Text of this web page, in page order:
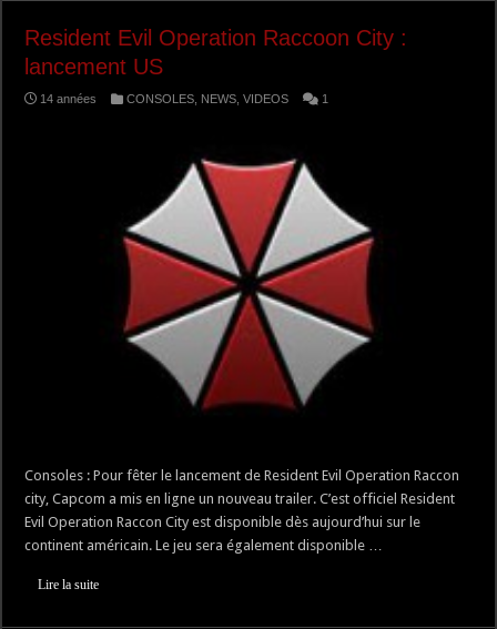
Resident Evil Operation Raccoon City :
lancement US
14 années CONSOLES NEWS ,VIDEOS 1
Consoles : Pour fêter le lancement de Resident Evil Operation Raccon
city, Capcom a mis en ligne un nouveau trailer. C’est officiel Resident
Evil Operation Raccon City est disponible dès aujourd’hui sur le
continent américain. Le jeu sera également disponible …
Lire la suite